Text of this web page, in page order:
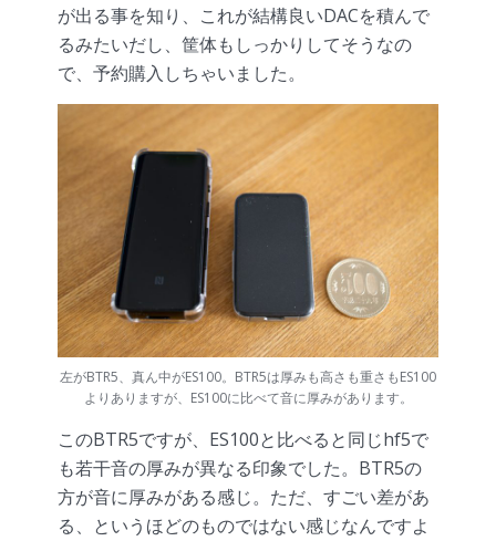
が出る事を知り、これが結構良いDACを積んで
るみたいだし、筐体もしっかりしてそうなの
で、予約購入しちゃいました。
左がBTR5、真ん中がES100。BTR5は厚みも高さも重さもES100
よりありますが、ES100に比べて音に厚みがあります。
このBTR5ですが、ES100と比べると同じhf5で
も若干音の厚みが異なる印象でした。BTR5の
方が音に厚みがある感じ。ただ、すごい差があ
る、というほどのものではない感じなんですよ